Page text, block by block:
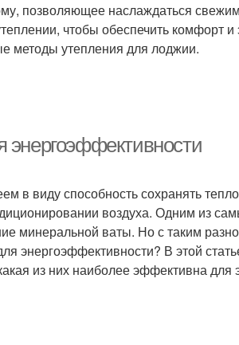
позволяющее наслаждаться
чтобы обеспечить комфорт
методы утепления для лоджии.
энергоэффективности
в виду способность сохранять
воздуха. Одним из
минеральной ваты. Но с таким
энергоэффективности? В этой
из них наиболее эффективна для